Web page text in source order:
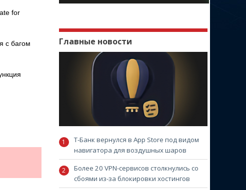
for
с багом
Главные новости
Т-Банк вернулся в App Store под видом
навигатора для воздушных шаров
Более 20 VPN-сервисов столкнулись со
сбоями из-за блокировки хостингов